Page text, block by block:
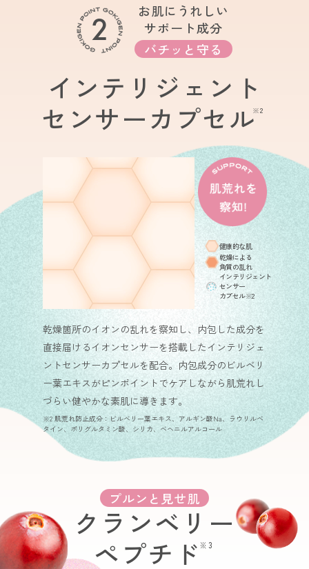
2
お肌にうれしい
サポート成分
バチッと守る
インテリジェント
センサーカプセル※2
健康的な肌
乾燥による
角質の乱れ
インテリジェント
センサー
カプセル※2
乾燥箇所のイオンの乱れを察知し、内包した成分を
直接届けるイオンセンサーを搭載したインテリジェ
ントセンサーカプセルを配合。内包成分のビルベリ
ー葉エキスがピンポイントでケアしながら肌荒れし
づらい健やかな素肌に導きます。
※2 肌荒れ防止成分：ビルベリー葉エキス、アルギン酸Na、ラウリルベ
タイン、ポリグルタミン酸、シリカ、ベヘニルアルコール
プルンと見せ肌
クランベリー
ペプチド※3